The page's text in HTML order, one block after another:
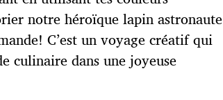
notre héroïque lapin astronaute
C’est un voyage créatif qui
culinaire dans une joyeuse